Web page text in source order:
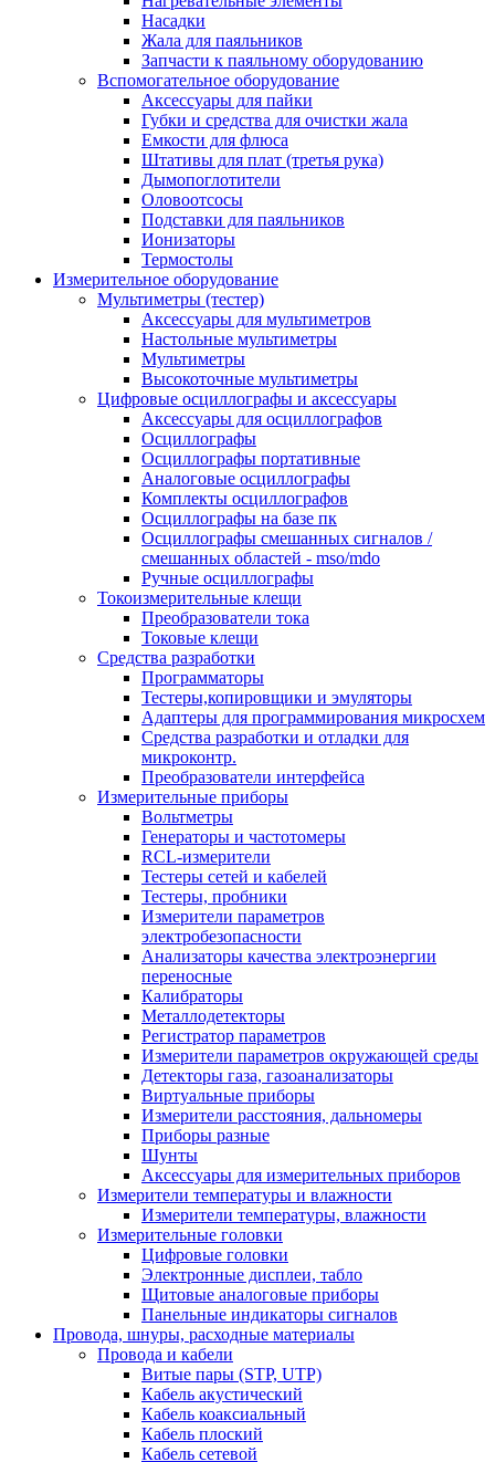
Насадки
Жала для паяльников
Запчасти к паяльному оборудованию
Вспомогательное оборудование
Аксессуары для пайки
Губки и средства для очистки жала
Емкости для флюса
Штативы для плат (третья рука)
Дымопоглотители
Оловоотсосы
Подставки для паяльников
Ионизаторы
Термостолы
Измерительное оборудование
Мультиметры (тестер)
Аксессуары для мультиметров
Настольные мультиметры
Мультиметры
Высокоточные мультиметры
Цифровые осциллографы и аксессуары
Аксессуары для осциллографов
Осциллографы
Осциллографы портативные
Аналоговые осциллографы
Комплекты осциллографов
Осциллографы на базе пк
Осциллографы смешанных сигналов /
смешанных областей - mso/mdo
Ручные осциллографы
Токоизмерительные клещи
Преобразователи тока
Токовые клещи
Средства разработки
Программаторы
Тестеры,копировщики и эмуляторы
Адаптеры для программирования микросхем
Cредства разработки и отладки для
микроконтр.
Преобразователи интерфейса
Измерительные приборы
Вольтметры
Генераторы и частотомеры
RCL-измерители
Тестеры сетей и кабелей
Тестеры, пробники
Измерители параметров
электробезопасности
Анализаторы качества электроэнергии
переносные
Калибраторы
Металлодетекторы
Регистратор параметров
Измерители параметров окружающей среды
Детекторы газа, газоанализаторы
Виртуальные приборы
Измерители расстояния, дальномеры
Приборы разные
Шунты
Аксессуары для измерительных приборов
Измерители температуры и влажности
Измерители температуры, влажности
Измерительные головки
Цифровые головки
Электронные дисплеи, табло
Щитовые аналоговые приборы
Панельные индикаторы сигналов
Провода, шнуры, расходные материалы
Провода и кабели
Витые пары (STP, UTP)
Кабель акустический
Кабель коаксиальный
Кабель плоский
Кабель сетевой